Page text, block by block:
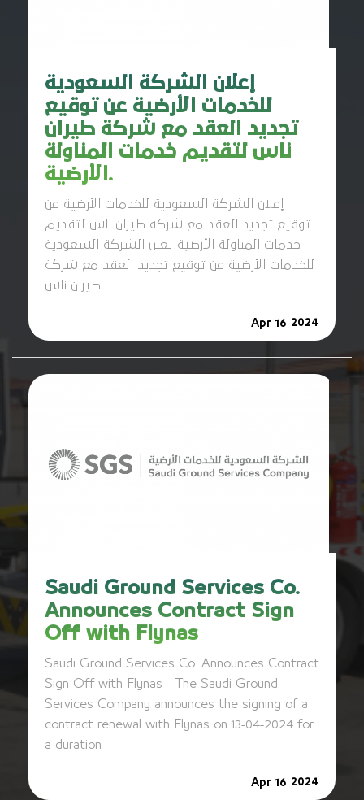
Apr 16 2024
إعلان الشركة السعودية
للخدمات الأرضية عن توقيع
تجديد العقد مع شركة طيران
ناس لتقديم خدمات المناولة
الأرضية.
إعلان الشركة السعودية للخدمات الأرضية عن
توقيع تجديد العقد مع شركة طيران ناس لتقديم
خدمات المناولة الأرضية تعلن الشركة السعودية
للخدمات الأرضية عن توقيع تجديد العقد مع شركة
طيران ناس
Apr 16 2024
Saudi Ground Services Co.
Announces Contract Sign
Off with Flynas
Saudi Ground Services Co. Announces Contract
Sign Off with Flynas The Saudi Ground
Services Company announces the signing of a
contract renewal with Flynas on 13-04-2024 for
a duration